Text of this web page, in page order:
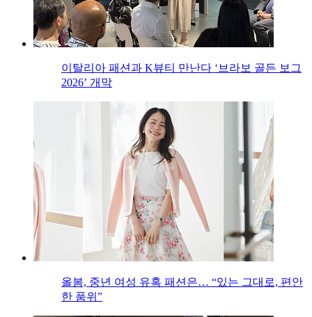
이탈리아 패션과 K뷰티 만난다 ‘브라보 골든 보그
2026’ 개막
올봄, 중년 여성 유혹 패션은… “있는 그대로, 편안
한 품위”